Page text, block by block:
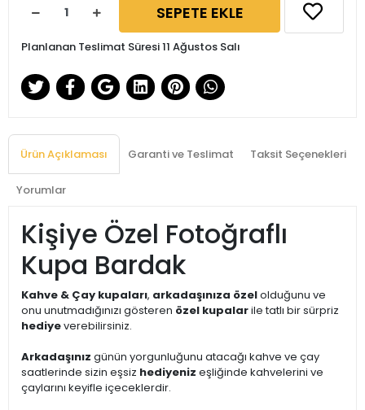
SEPETE EKLE
Planlanan Teslimat Süresi 11 Ağustos Salı
Ürün Açıklaması Garanti ve Teslimat Taksit Seçenekleri
Yorumlar
Kişiye Özel Fotoğraflı
Kupa Bardak
Kahve & Çay kupaları, arkadaşınıza özelolduğunu ve
onu unutmadığınızı gösteren özel kupalarile tatlı bir sürpriz
hediyeverebilirsiniz.
Arkadaşınız günün yorgunluğunu atacağı kahve ve çay
saatlerinde sizin eşsiz hediyeniz eşliğinde kahvelerini ve
çaylarını keyifle içeceklerdir.